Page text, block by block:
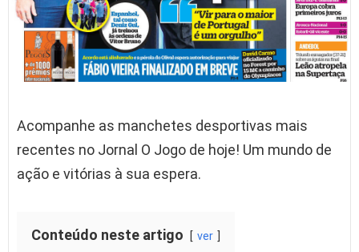
Acompanhe as manchetes desportivas mais
recentes no Jornal O Jogo de hoje! Um mundo de
ação e vitórias à sua espera.
Conteúdo neste artigo ver